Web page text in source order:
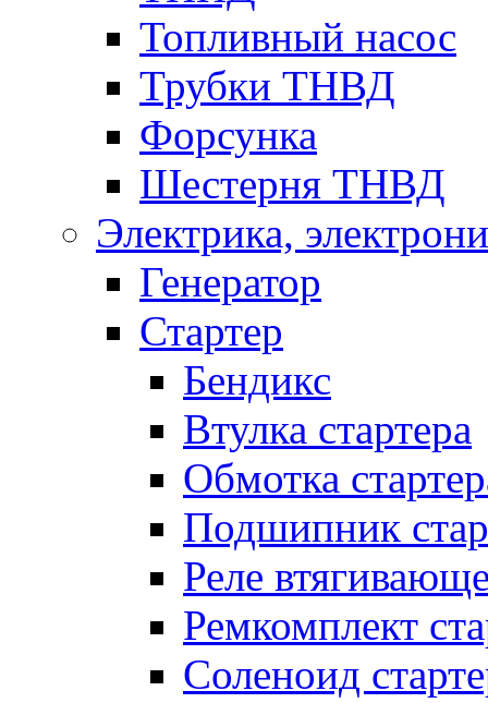
Топливный насос
Трубки ТНВД
Форсунка
Шестерня ТНВД
Электрика,
Генератор
Стартер
Бендикс
Втулка стартера
Обмотка
Подшипник
Реле
Ремкомплект
Соленоид